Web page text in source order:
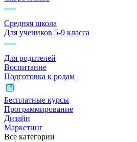
Средняя школа
Для учеников 5-9 класса
Для родителей
Воспитание
Подготовка к родам
Бесплатные курсы
Программирование
Дизайн
Маркетинг
Все категории